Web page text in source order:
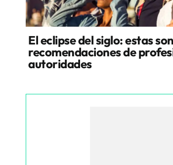
El eclipse del siglo: estas
recomendaciones de
autoridades